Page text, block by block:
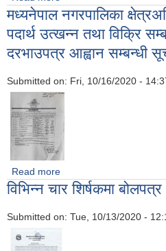
मध्यनेपाल नगरपालिका
पदार्थ उत्खन्न तथा विक्रि
दरभाउपत्र आह्वान सम्बन्धी
Submitted on: Fri, 10/16/2020 -
Read more
उत्खन्न तथा विक्रि सम्बन्धी
विभिन्न चार शिर्षकमा
Submitted on: Tue, 10/13/2020 -